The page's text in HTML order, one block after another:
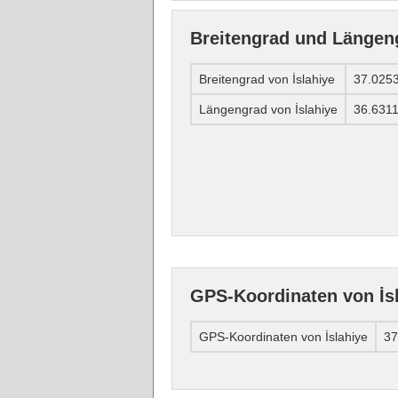
Breitengrad und
Breitengrad von İslahiye
Längengrad von İslahiye
GPS-Koordinaten von
GPS-Koordinaten von İslahiye